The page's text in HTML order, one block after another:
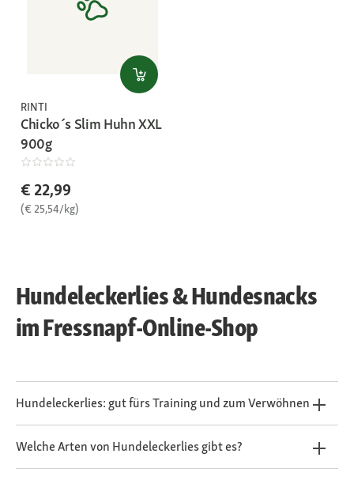
RINTI
Chicko´s Slim Huhn XXL
900g
€ 22,99
(€ 25,54/kg)
Hundeleckerlies & Hundesnacks
im Fressnapf-Online-Shop
Hundeleckerlies: gut fürs Training und zum Verwöhnen
Welche Arten von Hundeleckerlies gibt es?